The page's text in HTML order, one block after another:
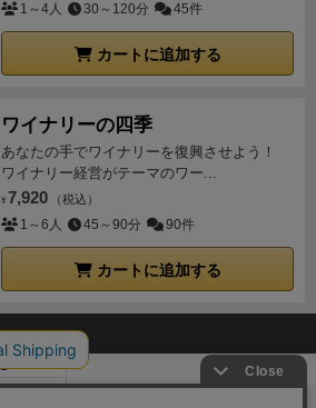
1～4人 30～120分 45件
カートに追加する
ワイナリーの四季
あなたの手でワイナリーを復興させよう！
ワイナリー経営がテーマのワー...
¥ 7,920 （税込）
1～6人 45～90分 90件
カートに追加する